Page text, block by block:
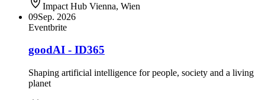
Impact Hub Vienna, Wien
09Sep. 2026
Eventbrite
goodAI - ID365
Shaping artificial intelligence for people, society and a living
planet